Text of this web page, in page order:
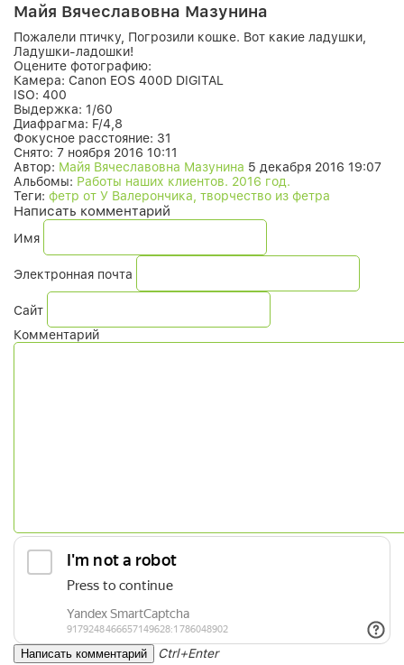
Майя Вячеславовна Мазунина
Пожалели птичку, Погрозили кошке. Вот какие ладушки,
Ладушки-ладошки!
Оцените фотографию:
Камера: Canon EOS 400D DIGITAL
ISO: 400
Выдержка: 1/60
Диафрагма: F/4,8
Фокусное расстояние: 31
Снято: 7 ноября 2016 10:11
Автор: Майя Вячеславовна Мазунина 5 декабря 2016 19:07
Альбомы: Работы наших клиентов. 2016 год.
Теги: фетр от У Валерончика, творчество из фетра
Написать комментарий
Имя
Электронная почта
Сайт
Комментарий
Ctrl+Enter